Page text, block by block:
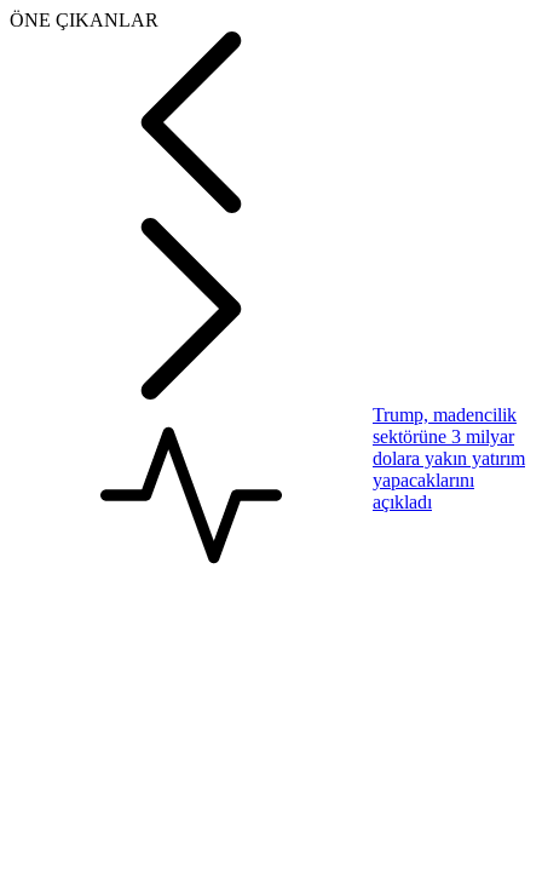
ÖNE ÇIKANLAR
Trump, madencilik
sektörüne 3 milyar
dolara yakın yatırım
yapacaklarını
açıkladı